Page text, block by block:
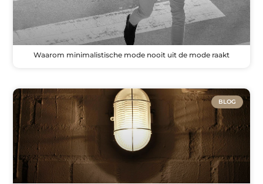
Waarom minimalistische mode nooit uit de mode raakt
BLOG